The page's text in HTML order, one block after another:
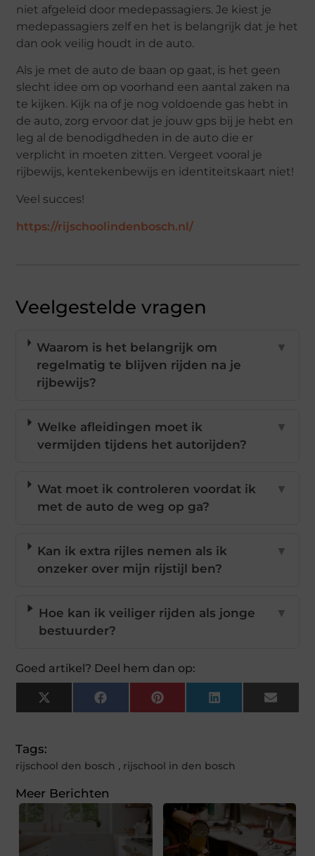
niet afgeleid door medepassagiers. Je kiest je
medepassagiers zelf en het is belangrijk dat je het
dan ook veilig houdt in de auto.
Als je met de auto de baan op gaat, is het geen
slecht idee om op voorhand een aantal zaken na
te kijken. Kijk na of je nog voldoende gas hebt in
de auto, zorg ervoor dat je jouw gps bij je hebt en
leg al de benodigdheden in de auto die er
verplicht in moeten zitten. Vergeet vooral je
rijbewijs, kentekenbewijs en identiteitskaart niet!
Veel succes!
https://rijschoolindenbosch.nl/
Veelgestelde vragen
Waarom is het belangrijk om
regelmatig te blijven rijden na je
rijbewijs?
▼
Welke afleidingen moet ik
vermijden tijdens het autorijden?
▼
Wat moet ik controleren voordat ik
met de auto de weg op ga?
▼
Kan ik extra rijles nemen als ik
onzeker over mijn rijstijl ben?
▼
Hoe kan ik veiliger rijden als jonge
bestuurder?
▼
Goed artikel? Deel hem dan op:
X
(Twitter)
FacebookPinterestLinkedInEmail
Tags:
rijschool den bosch , rijschool in den bosch
Meer Berichten